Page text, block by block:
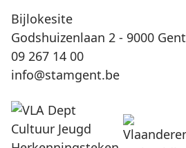
Bijlokesite
Godshuizenlaan 2 - 9000 Gent
09 267 14 00
info@stamgent.be